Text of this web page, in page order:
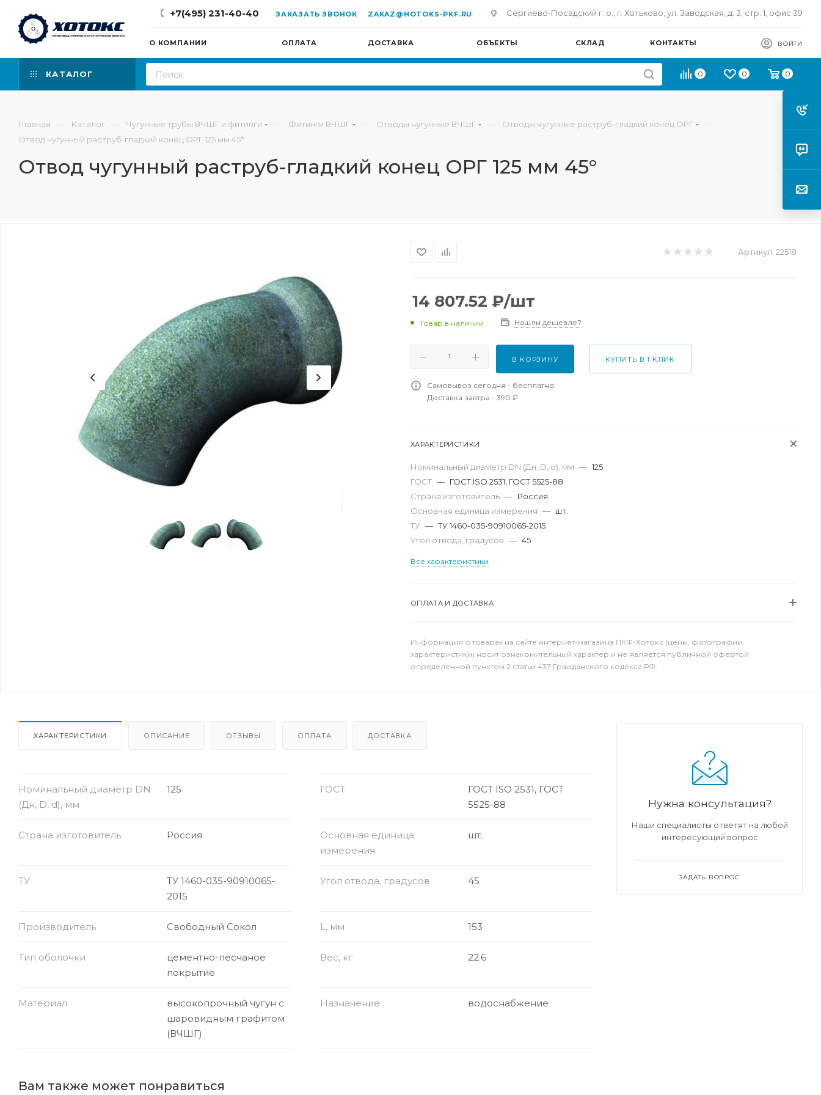
+7(495) 231-40-40 ЗАКАЗАТЬ ЗВОНОК ZAKAZ@HOTOKS-PKF.RU Сергиево-Посадский г. о., г. Хотьково, ул. Заводская, д. 3, стр. 1, офис 39
О КОМПАНИИ ОПЛАТА ДОСТАВКА ОБЪЕКТЫ СКЛАД КОНТАКТЫ ВОЙТИ
КАТАЛОГ 0 0 0
Главная — Каталог — Чугунные трубы ВЧШГ и фитинги — Фитинги ВЧШГ — Отводы чугунные ВЧШГ — Отводы чугунные раструб-гладкий конец ОРГ —
Отвод чугунный раструб-гладкий конец ОРГ 125 мм 45°
Отвод чугунный раструб-гладкий конец ОРГ 125 мм 45°
Артикул: 22518
14 807.52 ₽/шт
Товар в наличии Нашли дешевле?
В КОРЗИНУ КУПИТЬ В 1 КЛИК
Самовывоз сегодня - бесплатно
Доставка завтра - 390 ₽
ХАРАКТЕРИСТИКИ
Номинальный диаметр DN (Дн, D, d), мм — 125
ГОСТ — ГОСТ ISO 2531, ГОСТ 5525-88
Страна изготовитель — Россия
Основная единица измерения — шт.
ТУ — ТУ 1460-035-90910065-2015
Угол отвода, градусов — 45
Все характеристики
ОПЛАТА И ДОСТАВКА
Информация о товарах на сайте интернет-магазина ПКФ-Хотокс (цены, фотографии,
характеристики) носит ознакомительный характер и не является публичной офертой
определенной пунктом 2 статьи 437 Гражданского кодекса РФ.
ХАРАКТЕРИСТИКИ ОПИСАНИЕ ОТЗЫВЫ ОПЛАТА ДОСТАВКА
Номинальный диаметр DN
(Дн, D, d), мм
125 ГОСТ
ГОСТ ISO 2531, ГОСТ
5525-88
Страна изготовитель Россия
Основная единица
измерения
шт.
ТУ
ТУ 1460-035-90910065-
2015
Угол отвода, градусов 45
Производитель Свободный Сокол L, мм 153
Тип оболочки
цементно-песчаное
покрытие
Вес, кг 22.6
Материал
высокопрочный чугун с
шаровидным графитом
(ВЧШГ)
Назначение водоснабжение
Вам также может понравиться
Нужна консультация?
Наши специалисты ответят на любой
интересующий вопрос
ЗАДАТЬ ВОПРОС